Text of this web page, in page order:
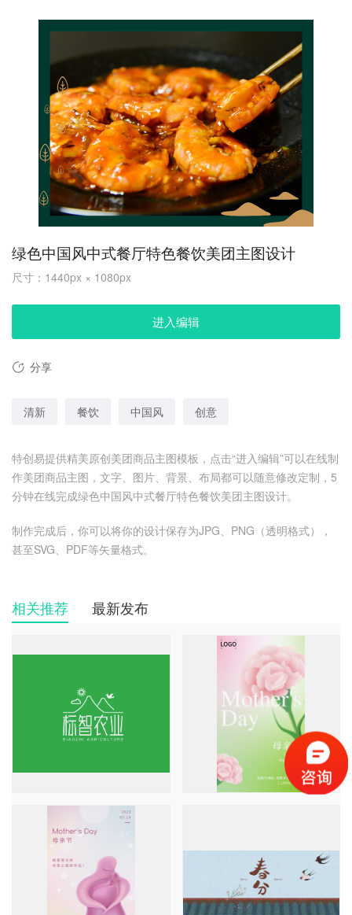
绿色中国风中式餐厅特色餐饮美团主图设计
尺寸：1440px × 1080px
进入编辑
分享
清新 餐饮 中国风 创意
特创易提供精美原创美团商品主图模板，点击“进入编辑”可以在线制
作美团商品主图，文字、图片、背景、布局都可以随意修改定制，5
分钟在线完成绿色中国风中式餐厅特色餐饮美团主图设计。
制作完成后，你可以将你的设计保存为JPG、PNG（透明格式），
甚至SVG、PDF等矢量格式。
相关推荐 最新发布